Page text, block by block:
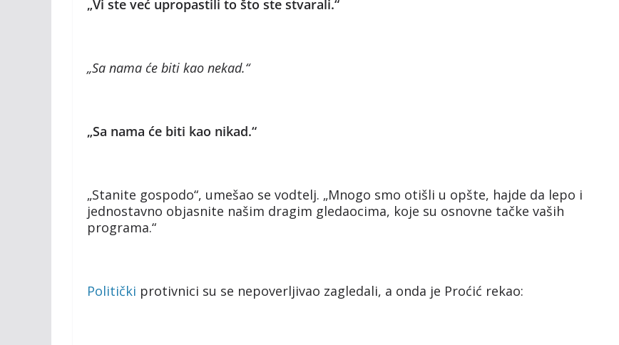
„Vi ste već upropastili to što ste stvarali.“
„Sa nama će biti kao nekad.“
„Sa nama će biti kao nikad.“
„Stanite gospodo“, umešao se vodtelj. „Mnogo smo otišli u opšte, hajde da lepo i
jednostavno objasnite našim dragim gledaocima, koje su osnovne tačke vaših
programa.“
Politički protivnici su se nepoverljivao zagledali, a onda je Proćić rekao: